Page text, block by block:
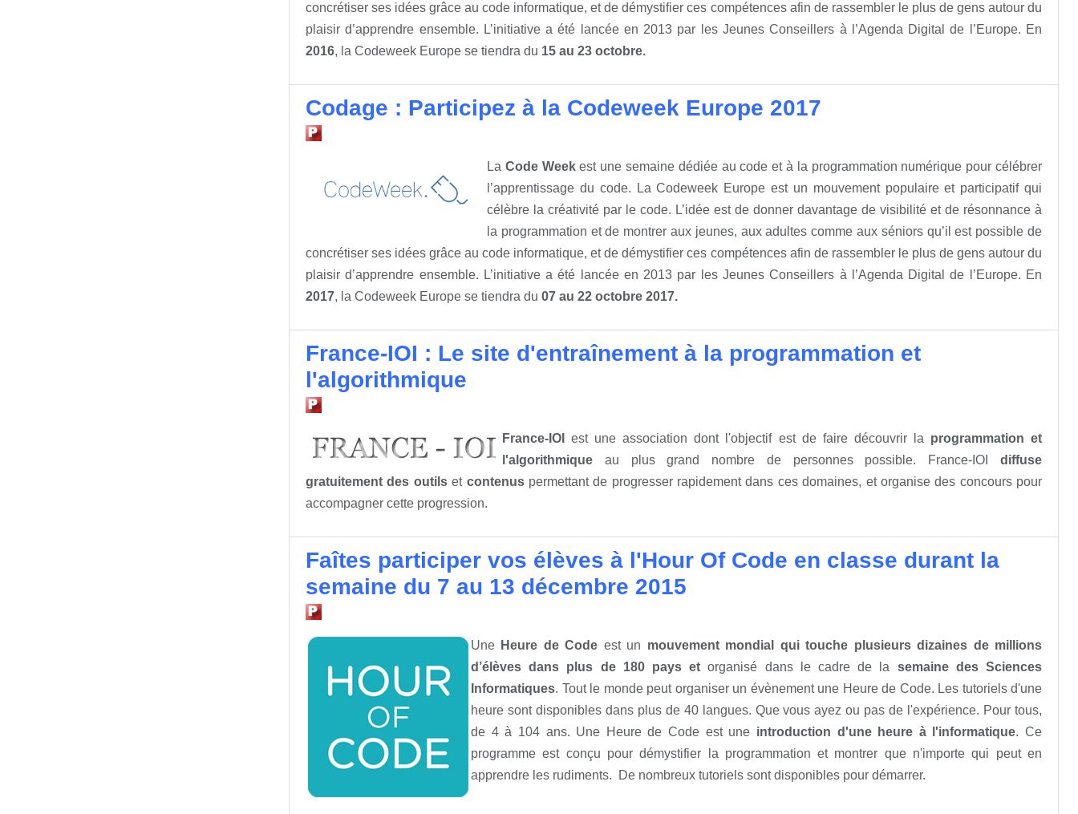
concrétiser ses idées grâce au code informatique, et de démystifier ces compétences afin de rassembler le plus de gens autour du
plaisir d’apprendre ensemble. L’initiative a été lancée en 2013 par les Jeunes Conseillers à l’Agenda Digital de l’Europe. En
2016, la Codeweek Europe se tiendra du 15 au 23 octobre.
Codage : Participez à la Codeweek Europe 2017
La Code Weekest une semaine dédiée au code et à la programmation numérique pour célébrer
l’apprentissage du code. La Codeweek Europe est un mouvement populaire et participatif qui
célèbre la créativité par le code. L’idée est de donner davantage de visibilité et de résonnance à
la programmation et de montrer aux jeunes, aux adultes comme aux séniors qu’il est possible de
concrétiser ses idées grâce au code informatique, et de démystifier ces compétences afin de rassembler le plus de gens autour du
plaisir d’apprendre ensemble. L’initiative a été lancée en 2013 par les Jeunes Conseillers à l’Agenda Digital de l’Europe. En
2017, la Codeweek Europe se tiendra du 07 au 22 octobre 2017.
France-IOI : Le site d'entraînement à la programmation et
l'algorithmique
France-IOI est une association dont l'objectif est de faire découvrir la programmation et
l'algorithmique au plus grand nombre de personnes possible. France-IOI diffuse
gratuitement des outilset contenuspermettant de progresser rapidement dans ces domaines, et organise des concours pour
accompagner cette progression.
Faîtes participer vos élèves à l'Hour Of Code en classe durant la
semaine du 7 au 13 décembre 2015
Une Heure de Code est un mouvement mondial qui touche plusieurs dizaines de millions
d’élèves dans plus de 180 pays et organisé dans le cadre de la semaine des Sciences
Informatiques. Tout le monde peut organiser un évènement une Heure de Code. Les tutoriels d'une
heure sont disponibles dans plus de 40 langues. Que vous ayez ou pas de l'expérience. Pour tous,
de 4 à 104 ans. Une Heure de Code est une introduction d'une heure à l'informatique. Ce
programme est conçu pour démystifier la programmation et montrer que n'importe qui peut en
apprendre les rudiments. De nombreux tutoriels sont disponibles pour démarrer.